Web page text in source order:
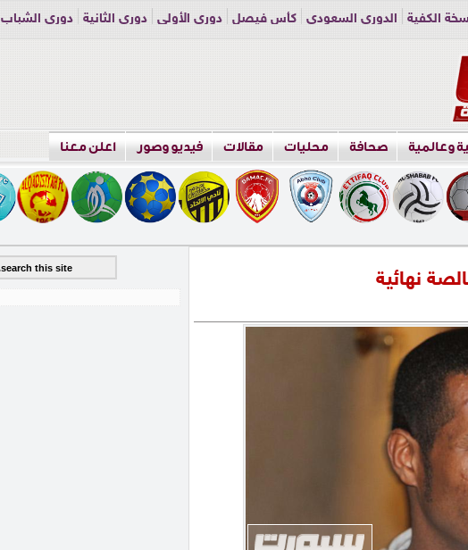
الكفية الدوري السعودي كأس فيصل دوري الأولى دوري الثانية
دوري الشباب
وعالمية صحافة محليات مقالات فيديو وصور اعلن معنا
نهائية